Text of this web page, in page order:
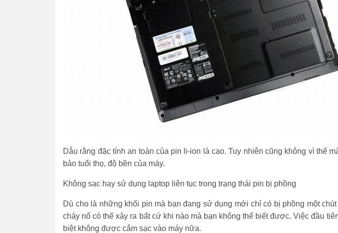
Dẫu rằng đặc tính an toàn của pin li-ion là cao. Tuy nhiên cũng không vì thế
bảo tuổi thọ, độ bền của máy.
Không sạc hay sử dụng laptop liên tục trong trạng thái pin bị phồng
Dù cho là những khối pin mà bạn đang sử dụng mới chỉ có bị phồng một
cháy nổ có thể xảy ra bất cứ khi nào mà bạn không thể biết được. Việc đầu
biệt không được cắm sạc vào máy nữa.